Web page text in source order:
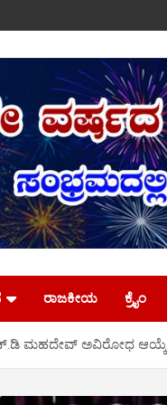
ರಾಜಕೀಯ ಕ್ರೈಂ
ಎಚ್.ಡಿ ಮಹದೇವ್ ಅವಿರೋಧ ಆಯ್ಕೆ